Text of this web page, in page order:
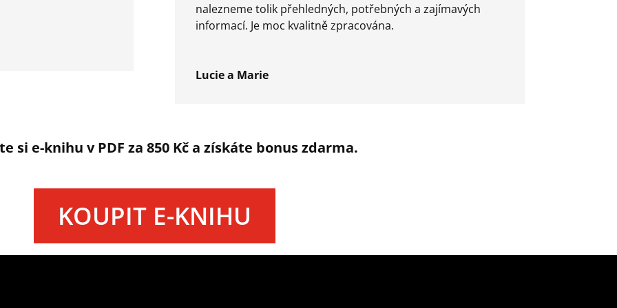
nalezneme tolik přehledných, potřebných a zajímavých
informací. Je moc kvalitně zpracována.
Lucie a Marie
si e-knihu v PDF za 850 Kč a získáte bonus zdarma.
KOUPIT E-KNIHU